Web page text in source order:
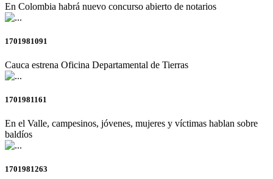
En Colombia habrá nuevo concurso abierto de notarios
1701981091
Cauca estrena Oficina Departamental de Tierras
1701981161
En el Valle, campesinos, jóvenes, mujeres y víctimas hablan sobre
baldíos
1701981263